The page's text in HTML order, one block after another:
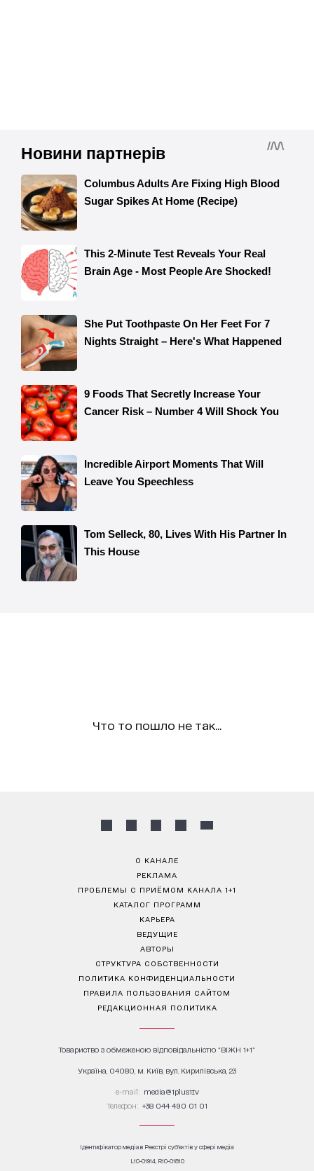
Что то пошло не так...
О КАНАЛЕ
РЕКЛАМА
ПРОБЛЕМЫ С ПРИЁМОМ КАНАЛА 1+1
КАТАЛОГ ПРОГРАММ
КАРЬЕРА
ВЕДУЩИЕ
АВТОРЫ
СТРУКТУРА СОБСТВЕННОСТИ
ПОЛИТИКА КОНФИДЕНЦИАЛЬНОСТИ
ПРАВИЛА ПОЛЬЗОВАНИЯ САЙТОМ
РЕДАКЦИОННАЯ ПОЛИТИКА
Товариство з обмеженою відповідальністю "ВІЖН 1+1"
Україна, 04080, м. Київ, вул. Кирилівська, 23
е-mail: media@1plus1.tv
Телефон: +38 044 490 01 01
Ідентифікатор медіа в Реєстрі суб’єктів у сфері медіа:
L10-01914, R10-01810